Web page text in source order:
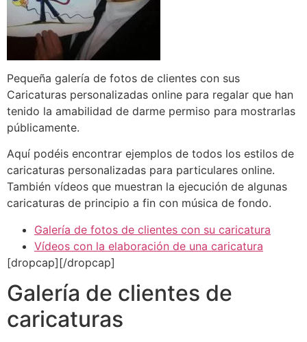
Pequeña galería de fotos de clientes con sus
Caricaturas personalizadas online para regalar que han
tenido la amabilidad de darme permiso para mostrarlas
públicamente.
Aquí podéis encontrar ejemplos de todos los estilos de
caricaturas personalizadas para particulares online.
También vídeos que muestran la ejecución de algunas
caricaturas de principio a fin con música de fondo.
Galería de fotos de clientes con su caricatura
Vídeos con la elaboración de una caricatura
[dropcap][/dropcap]
Galería de clientes de
caricaturas